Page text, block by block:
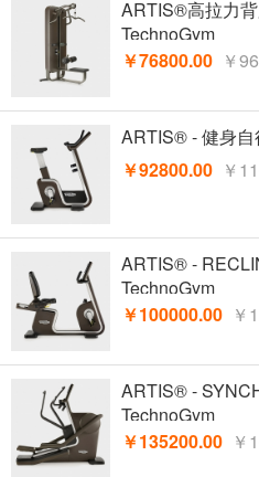
ARTIS®高拉力
TechnoGym
￥76800.00 ￥
ARTIS® - 健身自
￥92800.00 ￥
ARTIS® -
TechnoGym
￥100000.00 ￥
ARTIS® -
TechnoGym
￥135200.00 ￥